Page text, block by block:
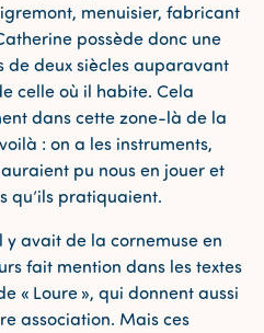
menuisier, fabricant
possède donc une
deux siècles auparavant
celle où il habite. Cela
dans cette zone-là de la
: on a les instruments,
pu nous en jouer et
qu’ils pratiquaient.
y avait de la cornemuse en
fait mention dans les textes
« Loure », qui donnent aussi
association. Mais ces